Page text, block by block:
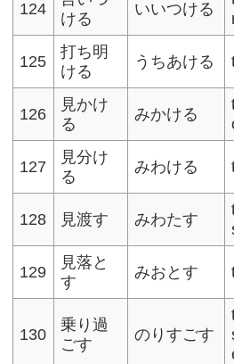
124
ける
いいつける
125
打ち明
ける
うちあける
126
見かけ
る
みかける
127
見分け
る
みわける
128 見渡す みわたす
129
見落と
す
みおとす
130
乗り過
ごす
のりすごす